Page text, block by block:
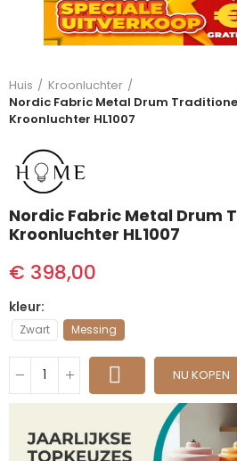
Huis
Kroonluchter
Nordic Fabric Metal Drum
Kroonluchter HL1007
Nordic Fabric Metal Drum
Kroonluchter HL1007
€ 398,00
kleur
Zwart Messing
NU KOPEN